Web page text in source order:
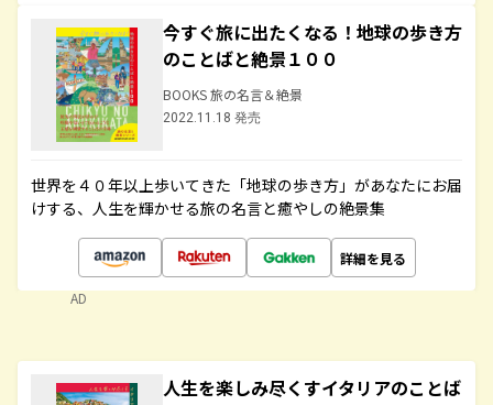
今すぐ旅に出たくなる！地球の歩き方
のことばと絶景１００
BOOKS 旅の名言＆絶景
2022.11.18 発売
世界を４０年以上歩いてきた「地球の歩き方」があなたにお届
けする、人生を輝かせる旅の名言と癒やしの絶景集
詳細を見る
AD
人生を楽しみ尽くすイタリアのことば